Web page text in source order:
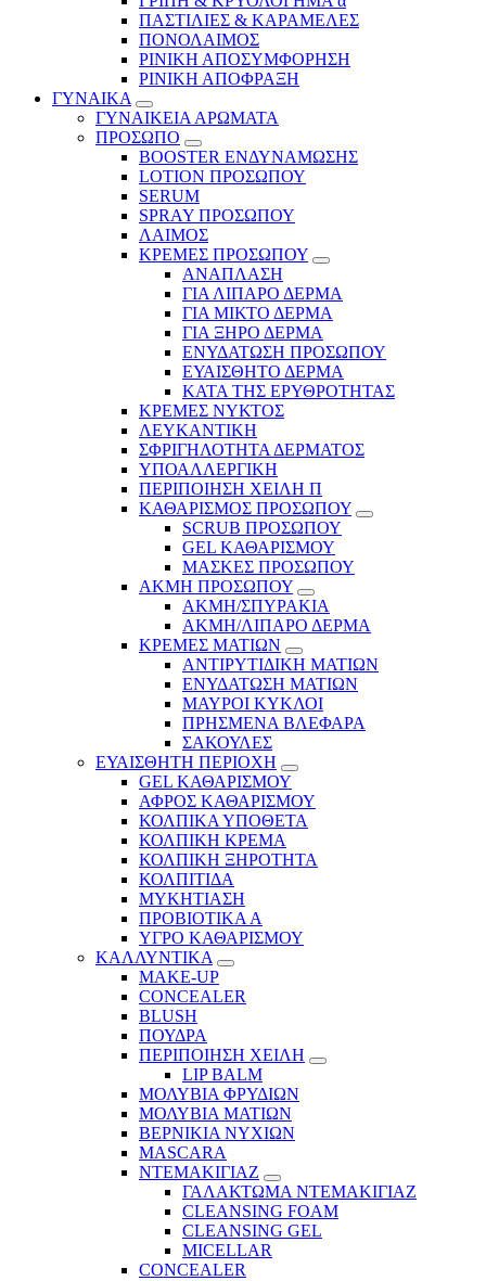
ΠΑΣΤΙΛΙΕΣ & ΚΑΡΑΜΕΛΕΣ
ΠΟΝΟΛΑΙΜΟΣ
ΡΙΝΙΚΗ ΑΠΟΣΥΜΦΟΡΗΣΗ
ΡΙΝΙΚΗ ΑΠΟΦΡΑΞΗ
ΓΥΝΑΙΚΑ
ΓΥΝΑΙΚΕΙΑ ΑΡΩΜΑΤΑ
ΠΡΟΣΩΠΟ
BOOSTER ΕΝΔΥΝΑΜΩΣΗΣ
LOTION ΠΡΟΣΩΠΟΥ
SERUM
SPRAY ΠΡΟΣΩΠΟΥ
ΛΑΙΜΟΣ
ΚΡΕΜΕΣ ΠΡΟΣΩΠΟΥ
ΑΝΑΠΛΑΣΗ
ΓΙΑ ΛΙΠΑΡΟ ΔΕΡΜΑ
ΓΙΑ ΜΙΚΤΟ ΔΕΡΜΑ
ΓΙΑ ΞΗΡΟ ΔΕΡΜΑ
ΕΝΥΔΑΤΩΣΗ ΠΡΟΣΩΠΟΥ
ΕΥΑΙΣΘΗΤΟ ΔΕΡΜΑ
ΚΑΤΑ ΤΗΣ ΕΡΥΘΡΟΤΗΤΑΣ
ΚΡΕΜΕΣ ΝΥΚΤΟΣ
ΛΕΥΚΑΝΤΙΚΗ
ΣΦΡΙΓΗΛΟΤΗΤΑ ΔΕΡΜΑΤΟΣ
ΥΠΟΑΛΛΕΡΓΙΚΗ
ΠΕΡΙΠΟΙΗΣΗ ΧΕΙΛΗ Π
ΚΑΘΑΡΙΣΜΟΣ ΠΡΟΣΩΠΟΥ
SCRUB ΠΡΟΣΩΠΟΥ
GEL ΚΑΘΑΡΙΣΜΟΥ
ΜΑΣΚΕΣ ΠΡΟΣΩΠΟΥ
ΑΚΜΗ ΠΡΟΣΩΠΟΥ
ΑΚΜΗ/ΣΠΥΡΑΚΙΑ
ΑΚΜΗ/ΛΙΠΑΡΟ ΔΕΡΜΑ
ΚΡΕΜΕΣ ΜΑΤΙΩΝ
ΑΝΤΙΡΥΤΙΔΙΚΗ ΜΑΤΙΩΝ
ΕΝΥΔΑΤΩΣΗ ΜΑΤΙΩΝ
ΜΑΥΡΟΙ ΚΥΚΛΟΙ
ΠΡΗΣΜΕΝΑ ΒΛΕΦΑΡΑ
ΣΑΚΟΥΛΕΣ
ΕΥΑΙΣΘΗΤΗ ΠΕΡΙΟΧΗ
GEL ΚΑΘΑΡΙΣΜΟΥ
ΑΦΡΟΣ ΚΑΘΑΡΙΣΜΟΥ
ΚΟΛΠΙΚΑ ΥΠΟΘΕΤΑ
ΚΟΛΠΙΚΗ ΚΡΕΜΑ
ΚΟΛΠΙΚΗ ΞΗΡΟΤΗΤΑ
ΚΟΛΠΙΤΙΔΑ
ΜΥΚΗΤΙΑΣΗ
ΠΡΟΒΙΟΤΙΚΑ Α
ΥΓΡΟ ΚΑΘΑΡΙΣΜΟΥ
ΚΑΛΛΥΝΤΙΚΑ
MAKE-UP
CONCEALER
BLUSH
ΠΟΥΔΡΑ
ΠΕΡΙΠΟΙΗΣΗ ΧΕΙΛΗ
LIP BALM
ΜΟΛΥΒΙΑ ΦΡΥΔΙΩΝ
ΜΟΛΥΒΙΑ ΜΑΤΙΩΝ
ΒΕΡΝΙΚΙΑ ΝΥΧΙΩΝ
MASCARA
ΝΤΕΜΑΚΙΓΙΑΖ
ΓΑΛΑΚΤΩΜΑ ΝΤΕΜΑΚΙΓΙΑΖ
CLEANSING FOAM
CLEANSING GEL
MICELLAR
CONCEALER